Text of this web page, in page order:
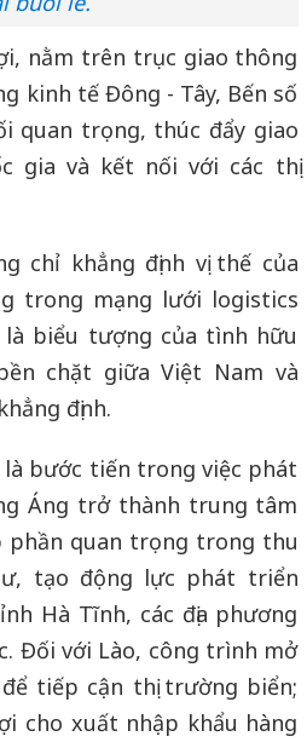
nằm trên trục giao thông
kinh tế Đông - Tây, Bến số
quan trọng, thúc đẩy giao
gia và kết nối với các thị
chỉ khẳng định vị thế của
trong mạng lưới logistics
là biểu tượng của tình hữu
chặt giữa Việt Nam và
định.
bước tiến trong việc phát
Áng trở thành trung tâm
phần quan trọng trong thu
tạo động lực phát triển
Hà Tĩnh, các địa phương
Đối với Lào, công trình mở
tiếp cận thị trường biển;
cho xuất nhập khẩu hàng